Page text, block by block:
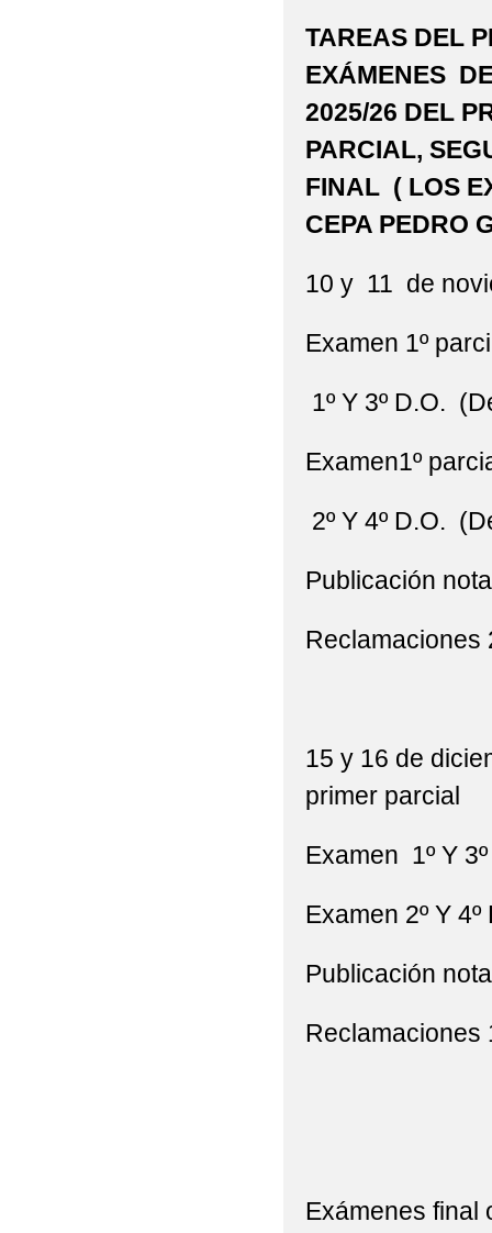
TAREAS DEL
EXÁMENES
2025/26 DEL
PARCIAL,
FINAL ( LOS
CEPA PEDRO
10 y 11 de
Examen 1º
1º Y 3º D.O.
Examen1º
2º Y 4º D.O.
Publicación
Reclamaciones
15 y 16 de
primer parcial
Examen 1º Y
Examen 2º Y
Publicación
Reclamaciones
Exámenes final